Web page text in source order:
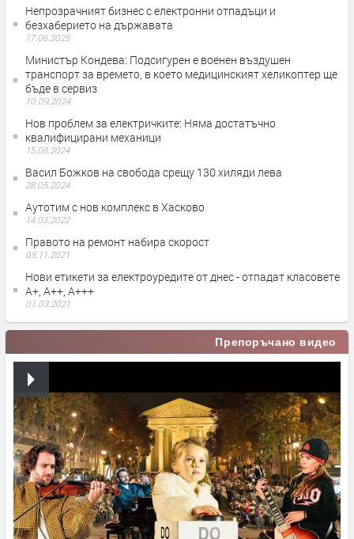
Непрозрачният бизнес с електронни отпадъци и
безхаберието на държавата
17.06.2025
Министър Кондева: Подсигурен е военен въздушен
транспорт за времето, в което медицинският хеликоптер ще
бъде в сервиз
10.09.2024
Нов проблем за електричките: Няма достатъчно
квалифицирани механици
15.08.2024
Васил Божков на свобода срещу 130 хиляди лева
28.05.2024
Аутотим с нов комплекс в Хасково
14.03.2022
Правото на ремонт набира скорост
05.11.2021
Нови етикети за електроуредите от днес - отпадат класовете
А+, А++, А+++
01.03.2021
Препоръчано видео